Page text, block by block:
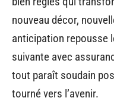
nouveau décor,
anticipation repousse
suivante avec
tout paraît soudain
tourné vers l’avenir.